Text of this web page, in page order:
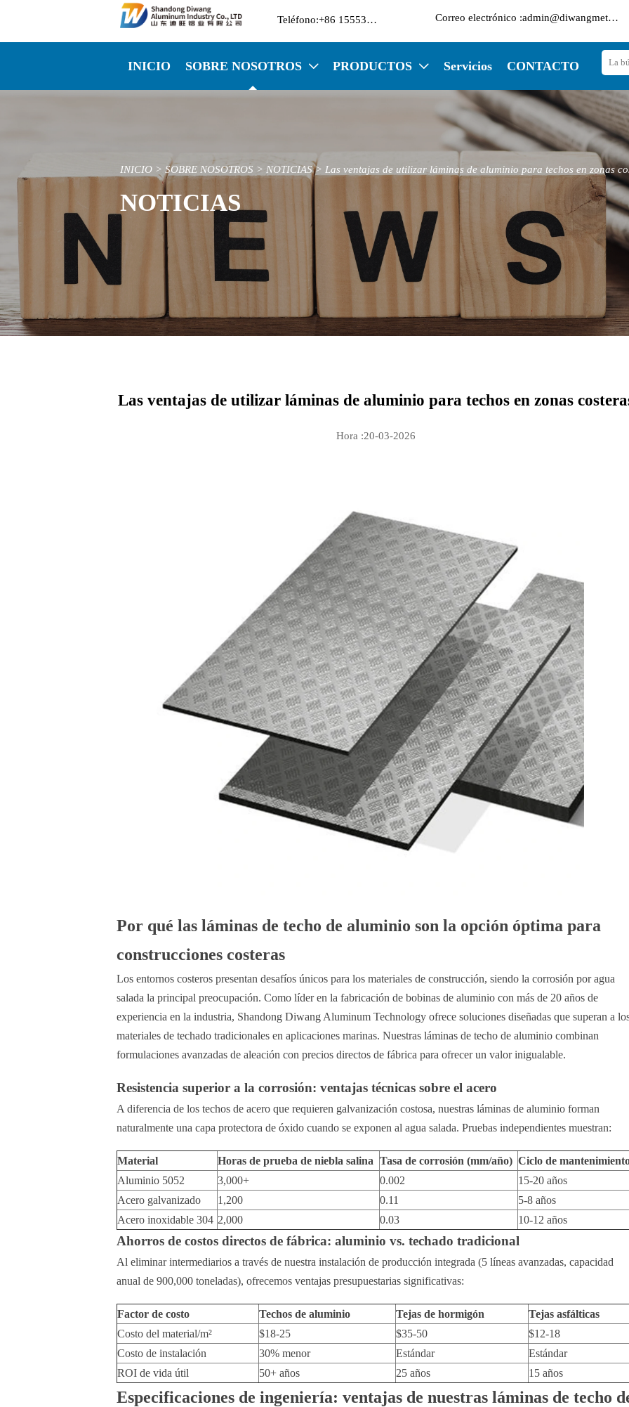
Teléfono:+86 15553271351 Correo electrónico :admin@diwangmetal.com
INICIO SOBRE NOSOTROS  PRODUCTOS  Servicios CONTACTO
INICIO >SOBRE NOSOTROS > NOTICIAS> Las ventajas de utilizar láminas de aluminio para techos en zonas
NOTICIAS
Las ventajas de utilizar láminas de aluminio para techos en zonas
Hora :20-03-2026
Por qué las láminas de techo de aluminio son la opción óptima para
construcciones costeras
Los entornos costeros presentan desafíos únicos para los materiales de construcción, siendo la corrosión por agua
salada la principal preocupación. Como líder en la fabricación de bobinas de aluminio con más de 20 años de
experiencia en la industria, Shandong Diwang Aluminum Technology ofrece soluciones diseñadas que superan a
materiales de techado tradicionales en aplicaciones marinas. Nuestras láminas de techo de aluminio combinan
formulaciones avanzadas de aleación con precios directos de fábrica para ofrecer un valor inigualable.
Resistencia superior a la corrosión: ventajas técnicas sobre el acero
A diferencia de los techos de acero que requieren galvanización costosa, nuestras láminas de aluminio forman
naturalmente una capa protectora de óxido cuando se exponen al agua salada. Pruebas independientes muestran:
Material Horas de prueba de niebla salina Tasa de corrosión (mm/año) Ciclo de
Aluminio 5052
3,000+ 0.002
15-20 años
Acero galvanizado
1,200 0.11
5-8 años
Acero inoxidable 304 2,000 0.03 10-12 años
Ahorros de costos directos de fábrica: aluminio vs. techado tradicional
Al eliminar intermediarios a través de nuestra instalación de producción integrada (5 líneas avanzadas, capacidad
anual de 900,000 toneladas), ofrecemos ventajas presupuestarias significativas:
Factor de costo Techos de aluminio Tejas de hormigón
Tejas asfálticas
Costo del material/m²
$18-25 $35-50
$12-18
Costo de instalación
30% menor Estándar
Estándar
ROI de vida útil
50+ años 25 años 15 años
Especificaciones de ingeniería: ventajas de nuestras láminas de techo